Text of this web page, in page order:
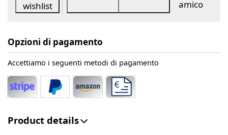
wishlist
amico
Opzioni di pagamento
Accettiamo i seguenti metodi di pagamento
Product details